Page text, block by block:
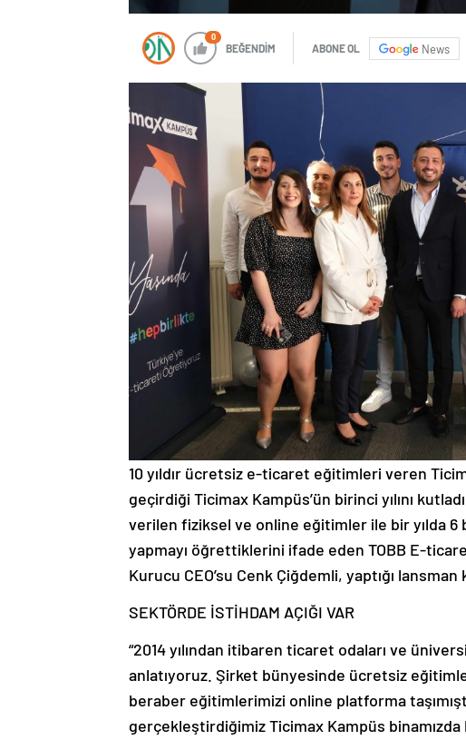
0
BEĞENDİM ABONE OL News
10 yıldır ücretsiz e-ticaret eğitimleri veren
geçirdiği Ticimax Kampüs’ün birinci yılını
verilen fiziksel ve online eğitimler ile bir yılda
yapmayı öğrettiklerini ifade eden TOBB E-
Kurucu CEO’su Cenk Çiğdemli, yaptığı
SEKTÖRDE İSTİHDAM AÇIĞI VAR
“2014 yılından itibaren ticaret odaları ve
anlatıyoruz. Şirket bünyesinde ücretsiz
beraber eğitimlerimizi online platforma
gerçekleştirdiğimiz Ticimax Kampüs